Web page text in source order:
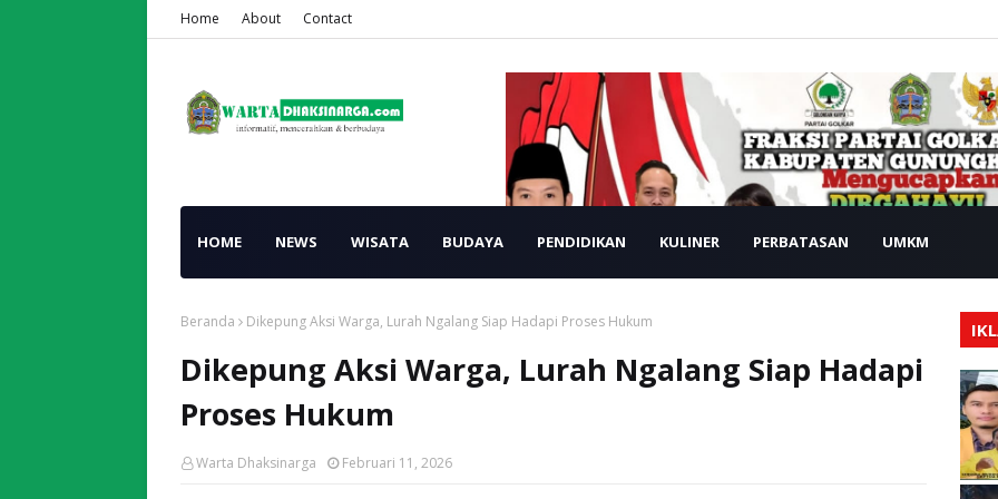
Home About Contact
HOME NEWS WISATA BUDAYA PENDIDIKAN KULINER PERBATASAN UMKM
Beranda Dikepung Aksi Warga, Lurah Ngalang Siap Hadapi Proses Hukum
Dikepung Aksi Warga, Lurah Ngalang Siap Hadapi
Proses Hukum
Warta Dhaksinarga Februari 11, 2026